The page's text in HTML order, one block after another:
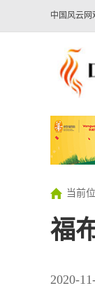
中国风云网
当前
福
2020-